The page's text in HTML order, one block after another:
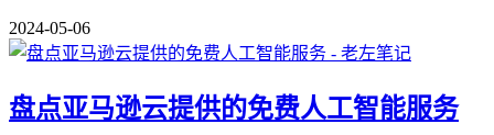
2024-05-06
盘点亚马逊云提供的免费人工智能服务